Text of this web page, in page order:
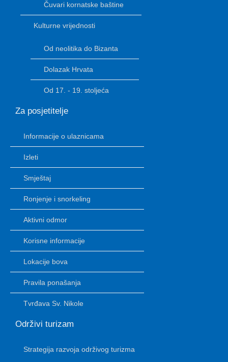
Čuvari kornatske baštine
Kulturne vrijednosti
Od neolitika do Bizanta
Dolazak Hrvata
Od 17. - 19. stoljeća
Za posjetitelje
Informacije o ulaznicama
Izleti
Smještaj
Ronjenje i snorkeling
Aktivni odmor
Korisne informacije
Lokacije bova
Pravila ponašanja
Tvrđava Sv. Nikole
Održivi turizam
Strategija razvoja održivog turizma